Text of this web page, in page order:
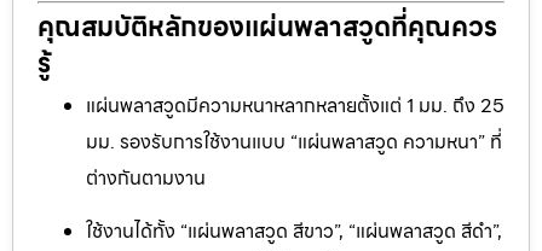
คุณสมบัติหลักของแผ่นพลาสวูดที่คุณควร
รู้
แผ่นพลาสวูดมีความหนาหลากหลายตั้งแต่ 1 มม. ถึง 25
มม. รองรับการใช้งานแบบ “แผ่นพลาสวูด ความหนา” ที่
ต่างกันตามงาน
ใช้งานได้ทั้ง “แผ่นพลาสวูด สีขาว”, “แผ่นพลาสวูด สีดำ”,